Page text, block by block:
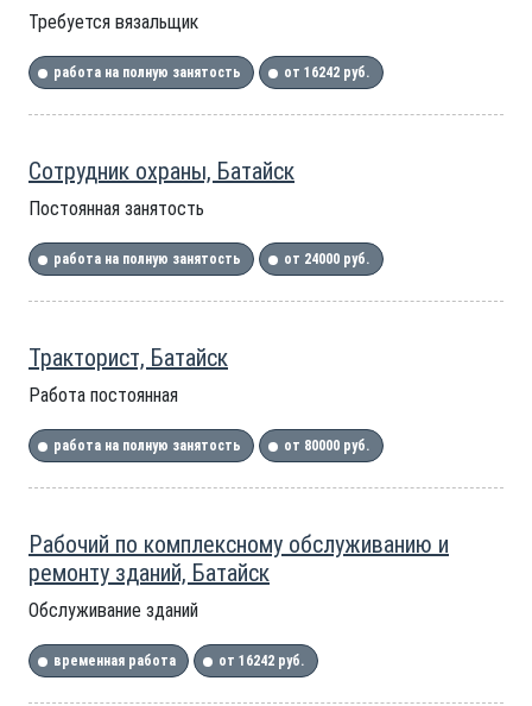
Требуется вязальщик
работа на полную занятость от 16242 руб.
Сотрудник охраны, Батайск
Постоянная занятость
работа на полную занятость от 24000 руб.
Тракторист, Батайск
Работа постоянная
работа на полную занятость от 80000 руб.
Рабочий по комплексному обслуживанию и
ремонту зданий, Батайск
Обслуживание зданий
временная работа от 16242 руб.